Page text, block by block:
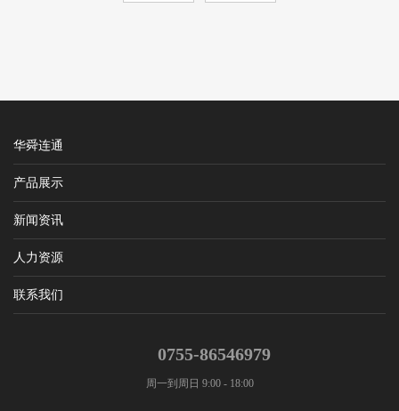
华舜连通
产品展示
新闻资讯
人力资源
联系我们
0755-86546979
周一到周日 9:00 - 18:00